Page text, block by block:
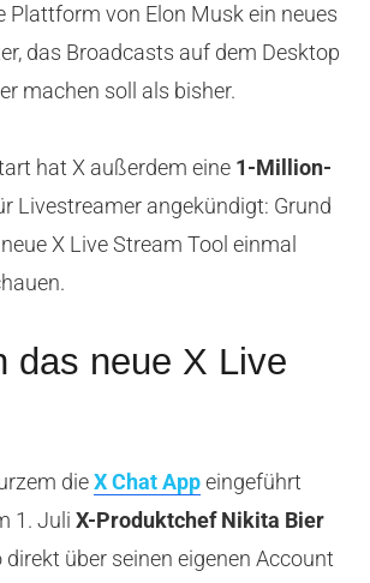
Plattform von Elon Musk ein neues
das Broadcasts auf dem Desktop
machen soll als bisher.
hat X außerdem eine 1-Million-
Livestreamer angekündigt: Grund
X Live Stream Tool einmal
das neue X Live
dieX Chat Appeingeführt
1. Juli X-Produktchef Nikita Bier
direkt über seinen eigenen Account